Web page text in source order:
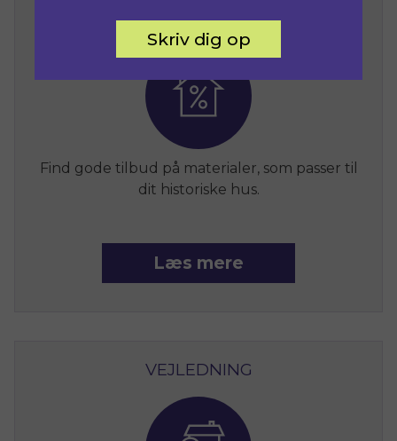
RABATTER
Find gode tilbud på materialer, som passer til
dit historiske hus.
Læs mere
VEJLEDNING
Skriv dig op